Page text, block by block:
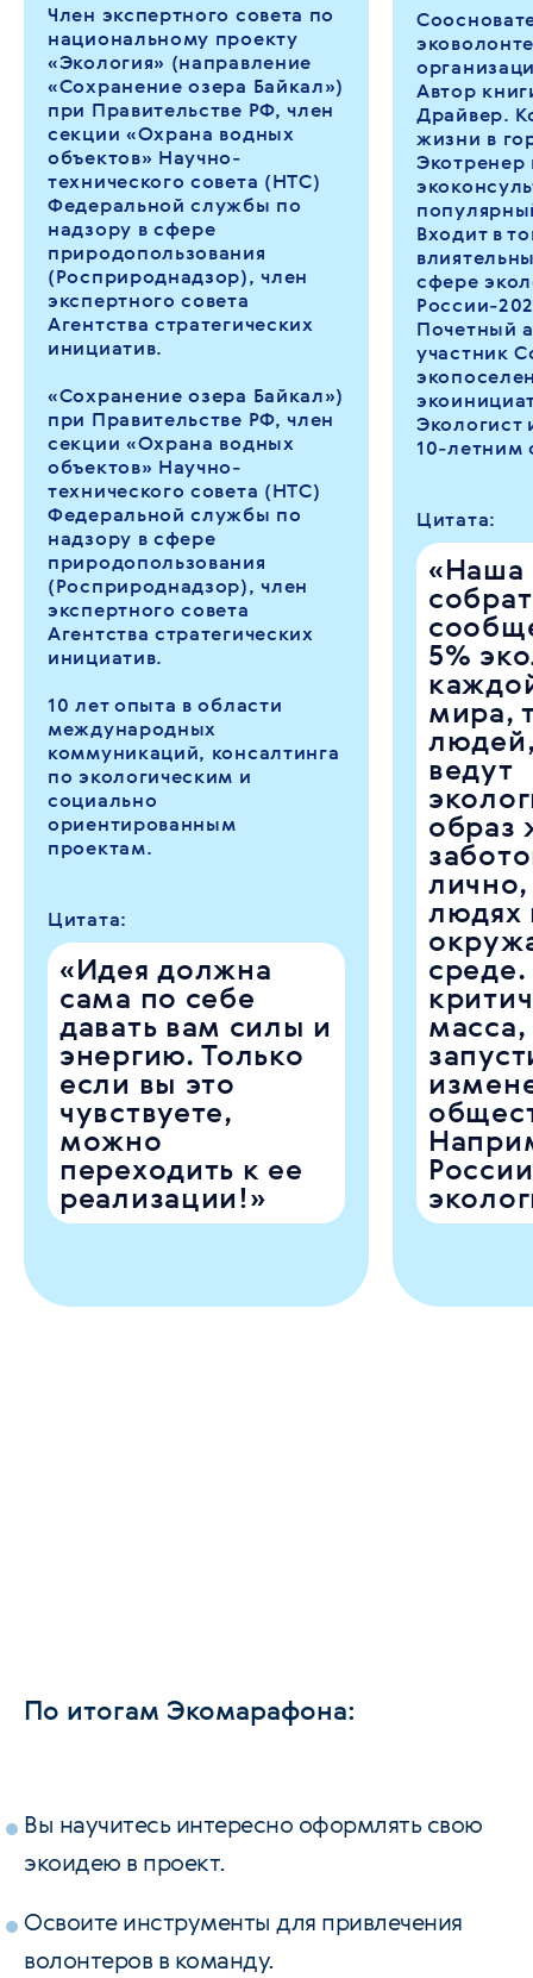
Член экспертного совета по
национальному проекту
«Экология» (направление
«Сохранение озера Байкал»)
при Правительстве РФ, член
секции «Охрана водных
объектов» Научно-
технического совета (НТС)
Федеральной службы по
надзору в сфере
природопользования
(Росприроднадзор), член
экспертного совета
Агентства стратегических
инициатив.
«Сохранение озера Байкал»)
при Правительстве РФ, член
секции «Охрана водных
объектов» Научно-
технического совета (НТС)
Федеральной службы по
надзору в сфере
природопользования
(Росприроднадзор), член
экспертного совета
Агентства стратегических
инициатив.
10 лет опыта в области
международных
коммуникаций, консалтинга
по экологическим и
социально
ориентированным
проектам.
Цитата:
«Идея должна
сама по себе
давать вам силы и
энергию. Только
если вы это
чувствуете,
можно
переходить к ее
реализации!»
Автор
Драйвер.
жизни в
Экотренер
Входит в
сфере
России-
Почетный
участник
Экологист
10-летним
Цитата:
«Наша
5%
мира,
ведут
образ
людях
масса,
По итогам Экомарафона:
Вы научитесь интересно оформлять свою
экоидею в проект.
Освоите инструменты для привлечения
волонтеров в команду.